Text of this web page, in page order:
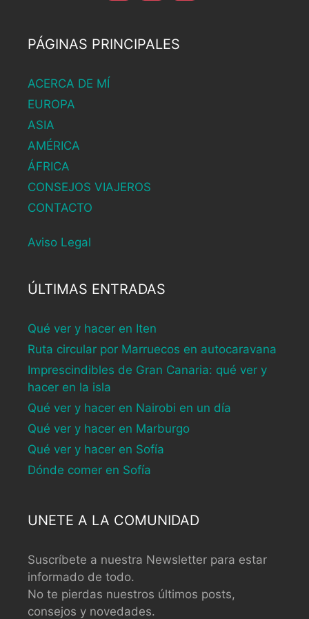
PÁGINAS PRINCIPALES
ACERCA DE MÍ
EUROPA
ASIA
AMÉRICA
ÁFRICA
CONSEJOS VIAJEROS
CONTACTO
Aviso Legal
ÚLTIMAS ENTRADAS
Qué ver y hacer en Iten
Ruta circular por Marruecos en autocaravana
Imprescindibles de Gran Canaria: qué ver y
hacer en la isla
Qué ver y hacer en Nairobi en un día
Qué ver y hacer en Marburgo
Qué ver y hacer en Sofía
Dónde comer en Sofía
UNETE A LA COMUNIDAD
Suscríbete a nuestra Newsletter para estar
informado de todo.
No te pierdas nuestros últimos posts,
consejos y novedades.